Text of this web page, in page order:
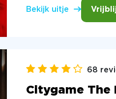
Bekijk uitje
68
Citygame The